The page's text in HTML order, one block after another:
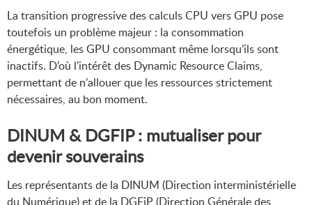
La transition progressive des calculs CPU vers GPU pose
toutefois un problème majeur : la consommation
énergétique, les GPU consommant même lorsqu’ils sont
inactifs. D’où l’intérêt des Dynamic Resource Claims,
permettant de n’allouer que les ressources strictement
nécessaires, au bon moment.
DINUM & DGFIP : mutualiser pour
devenir souverains
Les représentants de la DINUM (Direction interministérielle
du Numérique) et de la DGFiP (Direction Générale des